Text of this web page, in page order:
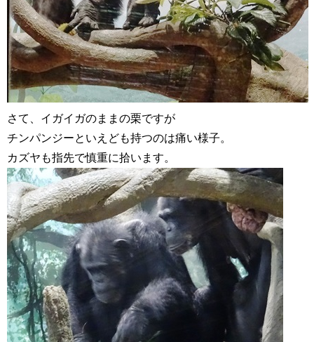
さて、イガイガのままの栗ですが
チンパンジーといえども持つのは痛い様子。
カズヤも指先で慎重に拾います。